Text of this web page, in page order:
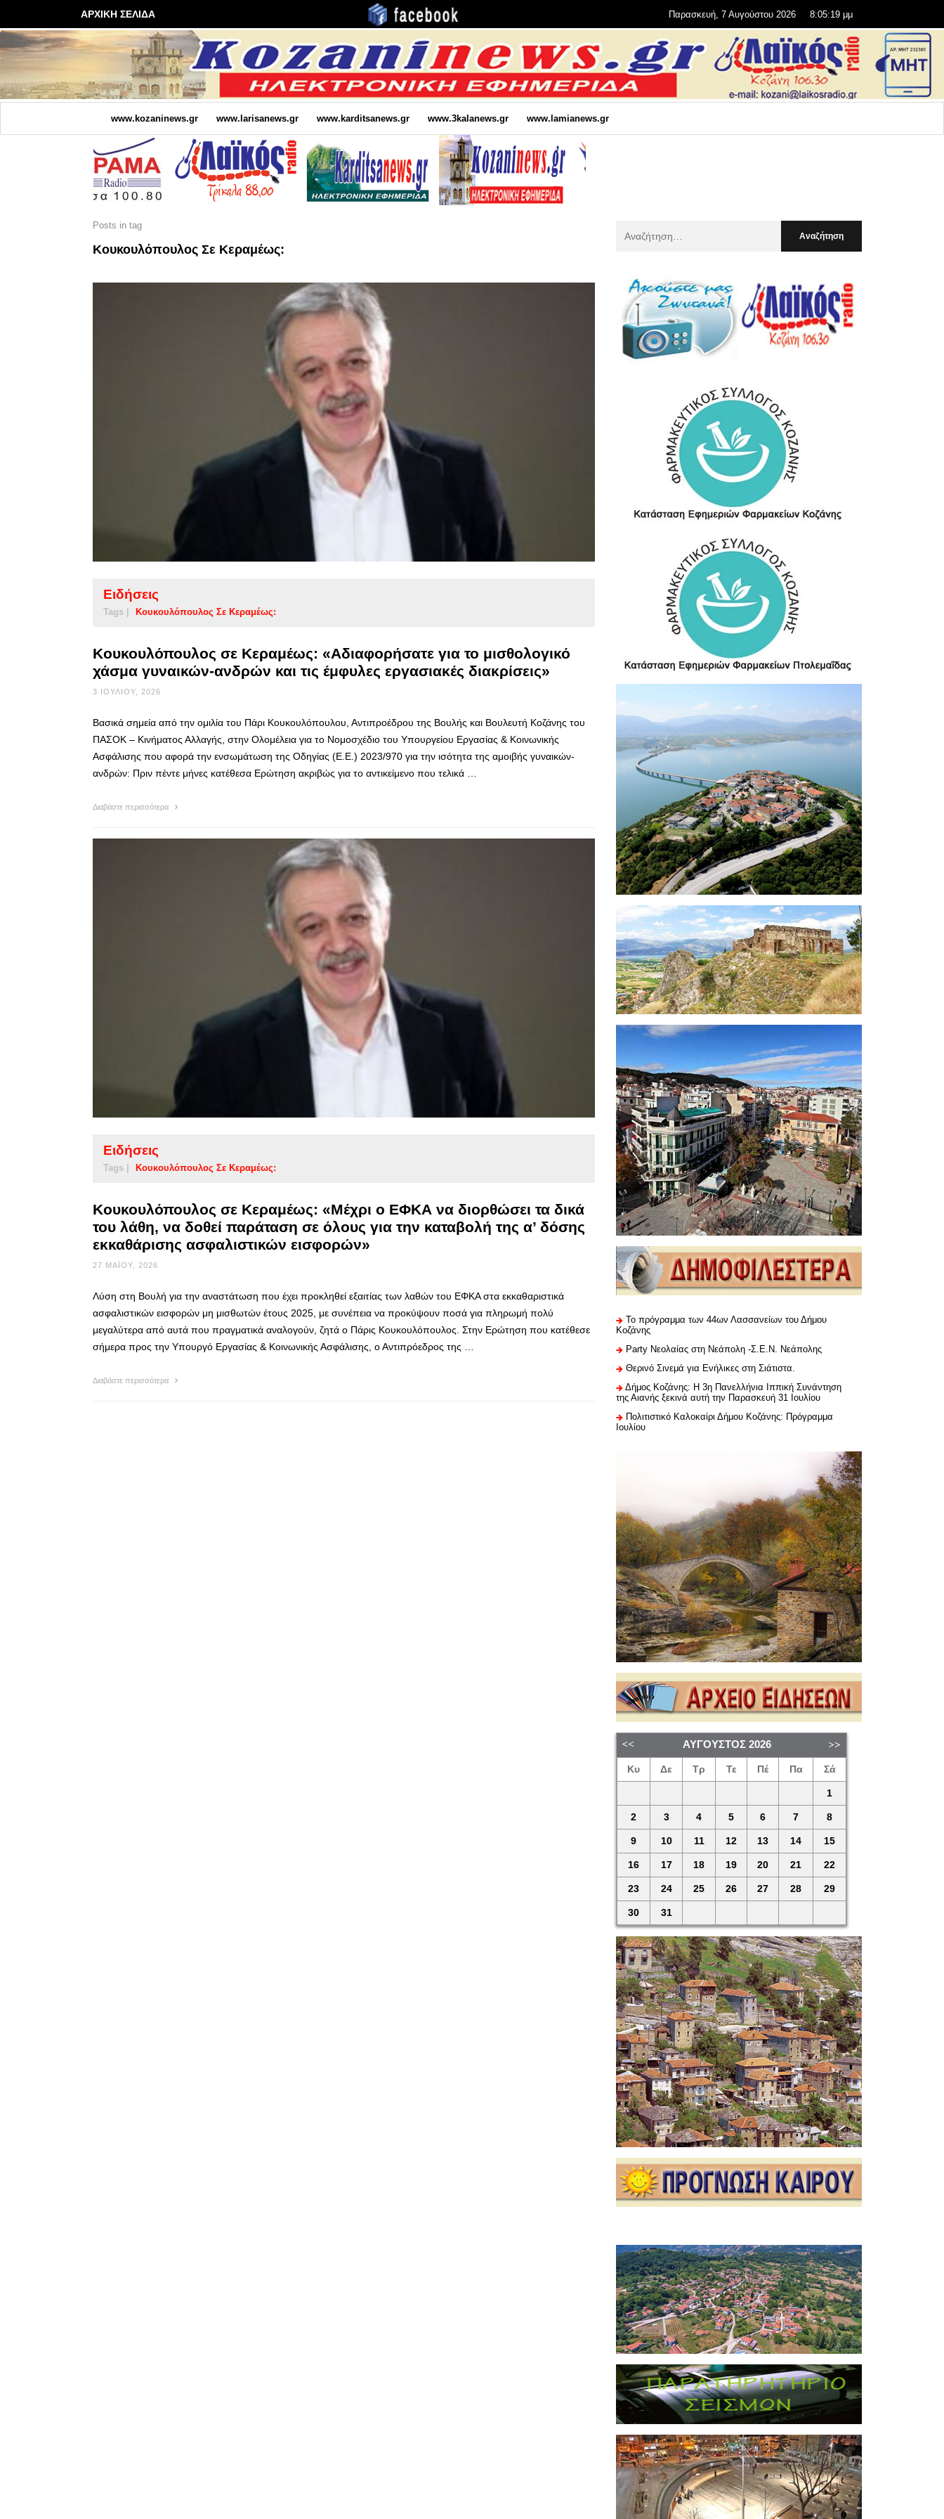
ΑΡΧΙΚΗ ΣΕΛΙΔΑ Παρασκευή, 7 Αυγούστου 2026 8:05:20 μμ
www.kozaninews.gr www.larisanews.gr www.karditsanews.gr www.3kalanews.gr www.lamianews.gr
Posts in tag
Κουκουλόπουλος Σε Κεραμέως:
Ειδήσεις
Tags | Κουκουλόπουλος Σε Κεραμέως:
Κουκουλόπουλος σε Κεραμέως: «Αδιαφορήσατε για το μισθολογικό
χάσμα γυναικών-ανδρών και τις έμφυλες εργασιακές διακρίσεις»
3 ΙΟΥΛΊΟΥ, 2026
Βασικά σημεία από την ομιλία του Πάρι Κουκουλόπουλου, Αντιπροέδρου της Βουλής και Βουλευτή Κοζάνης του
ΠΑΣΟΚ – Κινήματος Αλλαγής, στην Ολομέλεια για το Νομοσχέδιο του Υπουργείου Εργασίας & Κοινωνικής
Ασφάλισης που αφορά την ενσωμάτωση της Οδηγίας (Ε.Ε.) 2023/970 για την ισότητα της αμοιβής γυναικών-
ανδρών: Πριν πέντε μήνες κατέθεσα Ερώτηση ακριβώς για το αντικείμενο που τελικά …
Διαβάστε περισσότερα
Ειδήσεις
Tags | Κουκουλόπουλος Σε Κεραμέως:
Κουκουλόπουλος σε Κεραμέως: «Μέχρι ο ΕΦΚΑ να διορθώσει τα δικά
του λάθη, να δοθεί παράταση σε όλους για την καταβολή της α’ δόσης
εκκαθάρισης ασφαλιστικών εισφορών»
27 ΜΑΪ́ΟΥ, 2026
Λύση στη Βουλή για την αναστάτωση που έχει προκληθεί εξαιτίας των λαθών του ΕΦΚΑ στα εκκαθαριστικά
ασφαλιστικών εισφορών μη μισθωτών έτους 2025, με συνέπεια να προκύψουν ποσά για πληρωμή πολύ
μεγαλύτερα από αυτά που πραγματικά αναλογούν, ζητά ο Πάρις Κουκουλόπουλος. Στην Ερώτηση που κατέθεσε
σήμερα προς την Υπουργό Εργασίας & Κοινωνικής Ασφάλισης, ο Αντιπρόεδρος της …
Διαβάστε περισσότερα
Το πρόγραμμα των 44ων Λασσανείων του Δήμου
Κοζάνης
Party Νεολαίας στη Νεάπολη -Σ.Ε.Ν. Νεάπολης
Θερινό Σινεμά για Ενήλικες στη Σιάτιστα.
Δήμος Κοζάνης: Η 3η Πανελλήνια Ιππική Συνάντηση
της Αιανής ξεκινά αυτή την Παρασκευή 31 Ιουλίου
Πολιτιστικό Καλοκαίρι Δήμου Κοζάνης: Πρόγραμμα
Ιουλίου
ΑΎΓΟΥΣΤΟΣ 2026
Κυ Δε Τρ Τε Πέ Πα Σά
1
2 3 4 5 6 7 8
9 10 11 12 13 14 15
16 17 18 19 20 21 22
23 24 25 26 27 28 29
30 31